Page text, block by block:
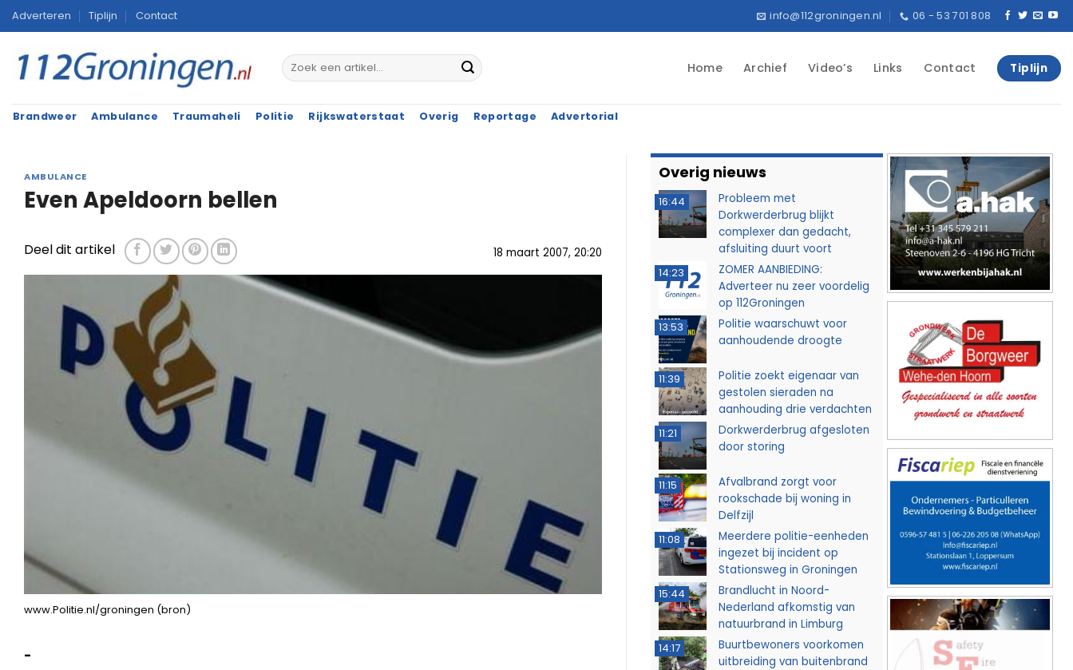
Ga
naar
inhoud
Adverteren Tiplijn Contact info@112groningen.nl 06 - 53 701 808
Home Archief Video’s Links Contact Tiplijn
Brandweer Ambulance Traumaheli Politie Rijkswaterstaat Overig Reportage Advertorial
AMBULANCE
Even Apeldoorn bellen
18 maart 2007, 20:20
Deel dit artikel
www.Politie.nl/groningen (bron)
-
Overig nieuws
16:44
Probleem met
Dorkwerderbrug blijkt
complexer dan gedacht,
afsluiting duurt voort
14:23
ZOMER AANBIEDING:
Adverteer nu zeer voordelig
op 112Groningen
13:53
Politie waarschuwt voor
aanhoudende droogte
11:39
Politie zoekt eigenaar van
gestolen sieraden na
aanhouding drie verdachten
11:21
Dorkwerderbrug afgesloten
door storing
11:15
Afvalbrand zorgt voor
rookschade bij woning in
Delfzijl
11:08
Meerdere politie-eenheden
ingezet bij incident op
Stationsweg in Groningen
15:44
Brandlucht in Noord-
Nederland afkomstig van
natuurbrand in Limburg
14:17
Buurtbewoners voorkomen
uitbreiding van buitenbrand